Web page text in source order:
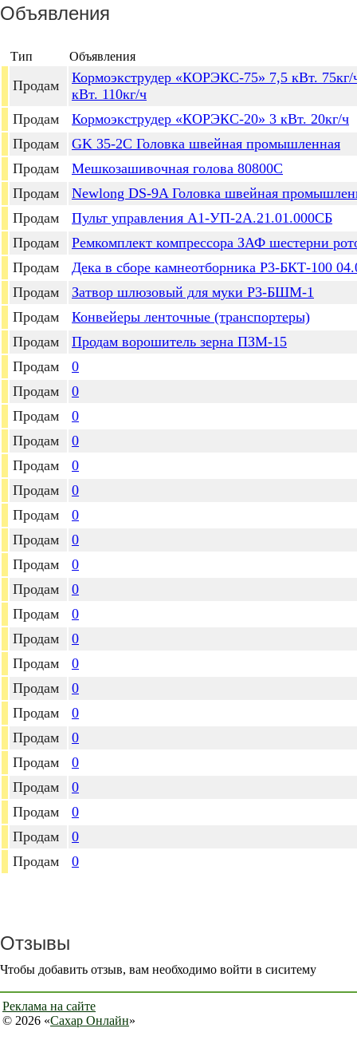
Объявления
Тип Объявления
Продам
Кормоэкструдер «КОРЭКС-75» 7,5 кВт.
кВт. 110кг/ч
Продам
Кормоэкструдер «КОРЭКС-20» 3 кВт. 20кг/ч
Продам
GK 35-2С Головка швейная промышленная
Продам
Мешкозашивочная голова 80800С
Продам
Newlong DS-9A Головка швейная
Продам
Пульт управления А1-УП-2А.21.01.000СБ
Продам
Ремкомплект компрессора ЗАФ шестерни
Продам
Дека в сборе камнеотборника Р3-БКТ-100
Продам
Затвор шлюзовый для муки Р3-БШМ-1
Продам
Конвейеры ленточные (транспортеры)
Продам
Продам ворошитель зерна ПЗМ-15
Продам
0
Продам
0
Продам
0
Продам
0
Продам
0
Продам
0
Продам
0
Продам
0
Продам
0
Продам
0
Продам
0
Продам
0
Продам
0
Продам
0
Продам
0
Продам
0
Продам
0
Продам
0
Продам
0
Продам
0
Продам
0
Отзывы
Чтобы добавить отзыв, вам необходимо войти в сиситему
Реклама на сайте
© 2026 «Сахар Онлайн»